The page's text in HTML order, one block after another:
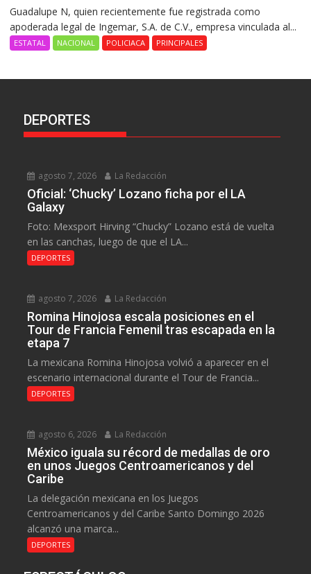
Guadalupe N, quien recientemente fue registrada como
apoderada legal de Ingemar, S.A. de C.V., empresa vinculada al...
ESTATAL NACIONAL POLICIACA PRINCIPALES
DEPORTES
agosto 7, 2026 La Redacción
Oficial: ‘Chucky’ Lozano ficha por el LA
Galaxy
Foto: Mexsport Hirving “Chucky” Lozano está de vuelta
en las canchas, luego de que el LA...
DEPORTES
agosto 7, 2026 La Redacción
Romina Hinojosa escala posiciones en el
Tour de Francia Femenil tras escapada en la
etapa 7
La mexicana Romina Hinojosa volvió a aparecer en el
escenario internacional durante el Tour de Francia...
DEPORTES
agosto 6, 2026 La Redacción
México iguala su récord de medallas de oro
en unos Juegos Centroamericanos y del
Caribe
La delegación mexicana en los Juegos
Centroamericanos y del Caribe Santo Domingo 2026
alcanzó una marca...
DEPORTES